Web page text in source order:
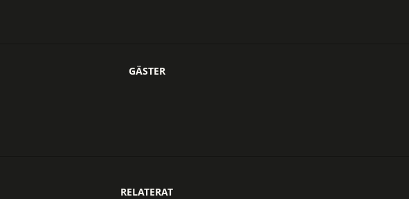
GÄSTER
RELATERAT